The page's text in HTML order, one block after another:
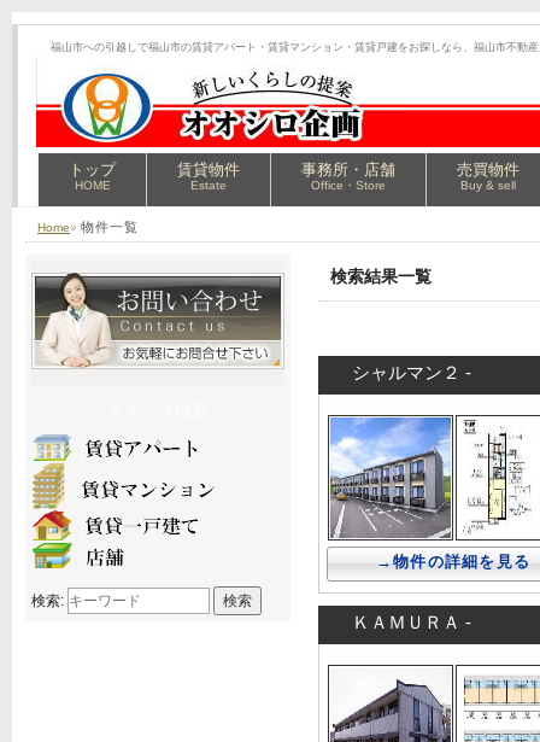
福山市への引越しで福山市の賃貸アパート・賃貸マンション・賃貸戸建をお探しなら、福山市不
トップ
HOME
賃貸物件
Estate
事務所・店舗
Office・Store
売買物件
Buy & sell
Home» 物件一覧
検索結果一覧
シャルマン２ -
→物件の詳細を見る
ＫＡＭＵＲＡ -
検索: